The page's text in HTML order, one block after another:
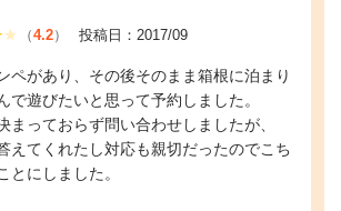
（4.2） 投稿日：2017/09
ペがあり、その後そのまま箱根に泊まり
で遊びたいと思って予約しました。
まっておらず問い合わせしましたが、
えてくれたし対応も親切だったのでこち
とにしました。